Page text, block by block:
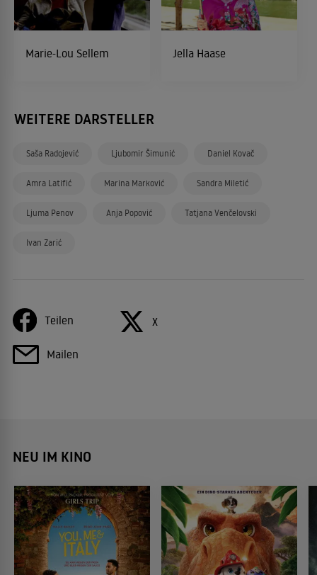
Marie-Lou Sellem Jella Haase
WEITERE DARSTELLER
Saša Radojević Ljubomir Šimunić Daniel Kovač
Amra Latifić Marina Marković Sandra Miletić
Ljuma Penov Anja Popović Tatjana Venčelovski
Ivan Zarić
Teilen X
Mailen
NEU IM KINO